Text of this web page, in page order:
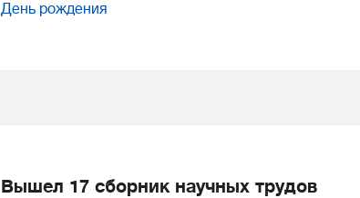
День рождения
Вышел 17 сборник научных трудов